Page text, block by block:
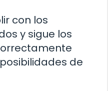
con los
y sigue los
de